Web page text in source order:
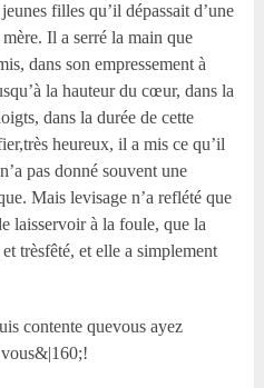
filles qu’il dépassait d’une
Il a serré la main que
dans son empressement à
la hauteur du cœur, dans la
dans la durée de cette
heureux, il a mis ce qu’il
pas donné souvent une
Mais levisage n’a reflété que
laisservoir à la foule, que la
trèsfêté, et elle a simplement
contente quevous ayez